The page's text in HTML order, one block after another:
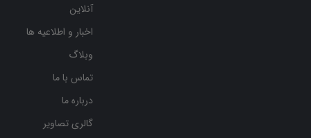
آنلاین
اخبار و اطلاعیه ها
وبلاگ
تماس با ما
درباره ما
گالری تصاویر